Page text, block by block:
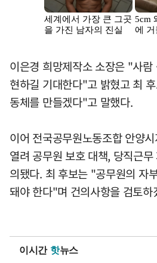
이은경 희망제작소 소장은 "사
현하길 기대한다"고 밝혔고 최
동체를 만들겠다"고 말했다.
이어 전국공무원노동조합 안양
열려 공무원 보호 대책, 당직근
의됐다. 최 후보는 "공무원의 자
돼야 한다"며 건의사항을 검토하
이시간 핫뉴스